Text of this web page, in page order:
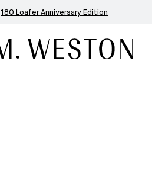
180 Loafer Anniversary Edition